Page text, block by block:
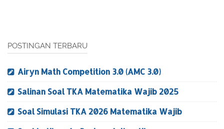
POSTINGAN TERBARU
Airyn Math Competition 3.0 (AMC 3.0)
Salinan Soal TKA Matematika Wajib 2025
Soal Simulasi TKA 2026 Matematika Wajib